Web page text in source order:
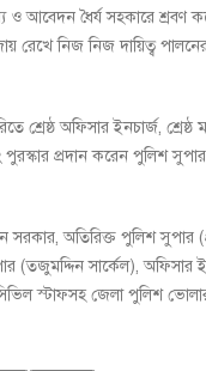
ও আবেদন ধৈর্য সহকারে শ্রবণ
রেখে নিজ নিজ দায়িত্ব
শ্রেষ্ঠ অফিসার ইনচার্জ,
প্রদান করেন পুলিশ
সরকার, অতিরিক্ত পুলিশ সুপার
(তজুমদ্দিন সার্কেল), অফিসার
স্টাফসহ জেলা পুলিশ ভোলার